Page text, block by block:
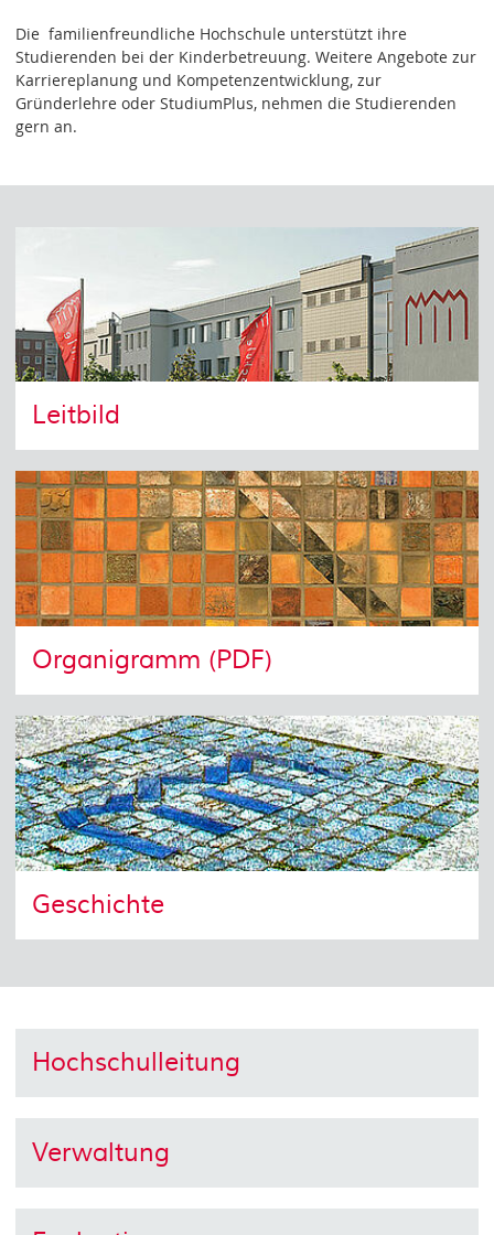
Die familienfreundliche Hochschule unterstützt ihre
Studierenden bei der Kinderbetreuung. Weitere Angebote zur
Karriereplanung und Kompetenzentwicklung, zur
Gründerlehre oder StudiumPlus, nehmen die Studierenden
gern an.
Leitbild
Organigramm (PDF)
Geschichte
Hochschulleitung
Verwaltung